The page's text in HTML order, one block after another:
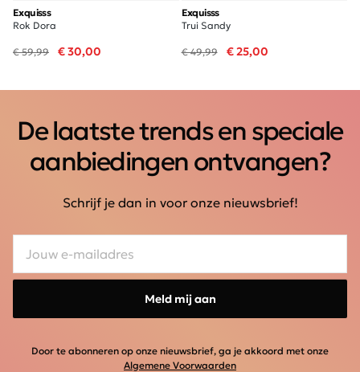
Exquisss
Rok Dora
€ 59,99 € 30,00
Exquisss
Trui Sandy
€ 49,99 € 25,00
De laatste trends en speciale
aanbiedingen ontvangen?
Schrijf je dan in voor onze nieuwsbrief!
Meld mij aan
Door te abonneren op onze nieuwsbrief, ga je akkoord met onze
Algemene Voorwaarden